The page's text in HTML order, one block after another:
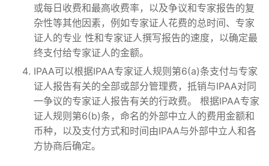
或每日收费和最高收费率，以及争议和专家报告的复
杂性等其他因素，例如专家证人花费的总时间、专家
证人的专业 性和专家证人撰写报告的速度，以确定最
终支付给专家证人的金额。
IPAA可以根据IPAA专家证人规则第6(a)条支付与专家
证人报告有关的全部或部分管理费，抵销与IPAA对同
一争议的专家证人报告有关的行政费。 根据IPAA专家
证人规则第6(b)条，命名的外部中立人的费用金额和
币种，以及支付方式和时间由IPAA与外部中立人和各
方协商后确定。